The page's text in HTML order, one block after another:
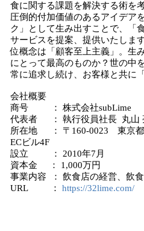
食に関する課題を解決する術を
圧倒的付加価値のあるアイデア
ク」として生み出すことで、「
サービスを提案、提供いたしま
位概念は「顧客至上主義」。生
にとって最高のものか？世の中
常に追求し続け、お客様と共に
会社概要
商号 ： 株式会社subLime
代表者 ： 執行役員社長 丸山
所在地 ： 〒160-0023 東京都
ECビル4F
設立 ： 2010年7月
資本金 ： 1,000万円
事業内容 ： 飲食店の経営、飲
URL ： https://32lime.com/